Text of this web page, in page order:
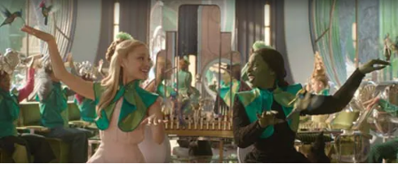
图片来源：Framestore